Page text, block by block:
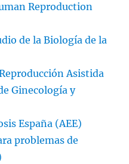
Reproduction
de la Biología de la
Asistida
Ginecología y
España (AEE)
problemas de